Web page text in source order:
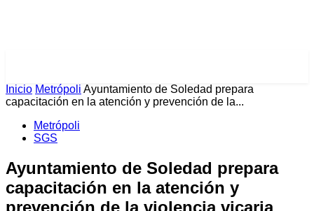
Inicio Metrópoli Ayuntamiento de Soledad prepara
capacitación en la atención y prevención de la...
Metrópoli
SGS
Ayuntamiento de Soledad prepara
capacitación en la atención y
prevención de la violencia vicaria